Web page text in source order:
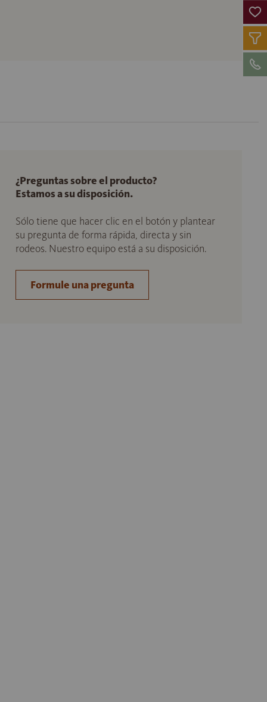
¿Preguntas sobre el producto?
Estamos a su disposición.
Sólo tiene que hacer clic en el botón y plantear
su pregunta de forma rápida, directa y sin
rodeos. Nuestro equipo está a su disposición.
Formule una pregunta